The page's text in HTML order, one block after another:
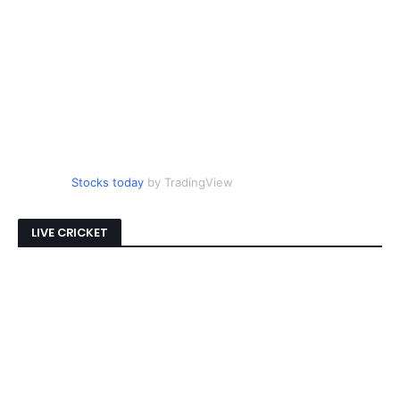
Stocks todayby TradingView
LIVE CRICKET